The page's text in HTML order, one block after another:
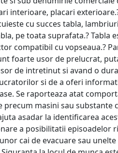
interioare, placari
cu succes tabla,
pe toata suprafata.? Tabla
compatibil cu vopseaua.?
foarte usor de prelucrat,
de intretinut si avand o
si de a oferi
Se raporteaza atat
masini sau substante
asadar la identificarea
a posibilitatii episoadelor
cai de evacuare sau